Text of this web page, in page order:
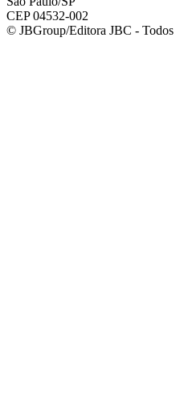
CEP 04532-002
© JBGroup/Editora JBC - Todos